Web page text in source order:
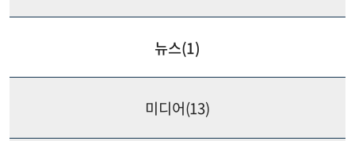
뉴스(1)
미디어(13)